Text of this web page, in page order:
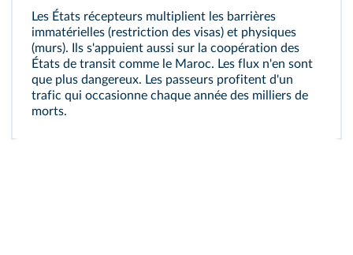
Les États récepteurs multiplient les barrières
immatérielles (restriction des visas) et physiques
(murs). Ils s'appuient aussi sur la coopération des
États de transit comme le Maroc. Les flux n'en sont
que plus dangereux. Les passeurs profitent d'un
trafic qui occasionne chaque année des milliers de
morts.